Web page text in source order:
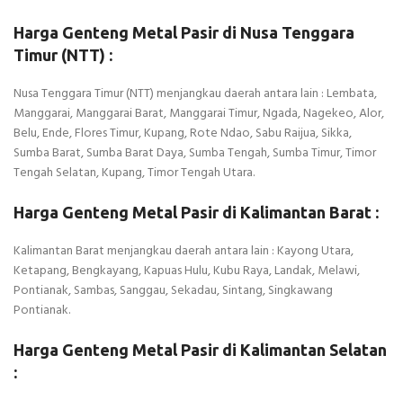
Harga Genteng Metal Pasir di Nusa Tenggara
Timur (NTT) :
Nusa Tenggara Timur (NTT) menjangkau daerah antara lain : Lembata,
Manggarai, Manggarai Barat, Manggarai Timur, Ngada, Nagekeo, Alor,
Belu, Ende, Flores Timur, Kupang, Rote Ndao, Sabu Raijua, Sikka,
Sumba Barat, Sumba Barat Daya, Sumba Tengah, Sumba Timur, Timor
Tengah Selatan, Kupang, Timor Tengah Utara.
Harga Genteng Metal Pasir di Kalimantan Barat :
Kalimantan Barat menjangkau daerah antara lain : Kayong Utara,
Ketapang, Bengkayang, Kapuas Hulu, Kubu Raya, Landak, Melawi,
Pontianak, Sambas, Sanggau, Sekadau, Sintang, Singkawang
Pontianak.
Harga Genteng Metal Pasir di Kalimantan Selatan
: